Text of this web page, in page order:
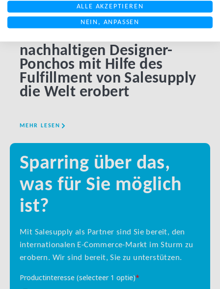
nachhaltigen Designer-
Ponchos mit Hilfe des
Fulfillment von Salesupply
die Welt erobert
MEHR LESEN
Sparring über das,
was für Sie möglich
ist?
Mit Salesupply als Partner sind Sie bereit, den
internationalen E-Commerce-Markt im Sturm zu
erobern. Wir sind bereit, Sie zu unterstützen.
ALLE AKZEPTIEREN
NEIN, ANPASSEN